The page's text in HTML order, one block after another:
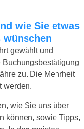
wünschen
gewählt und
Buchungsbestätigung
zu. Die Mehrheit
werden.
wie Sie uns über
können, sowie Tipps,